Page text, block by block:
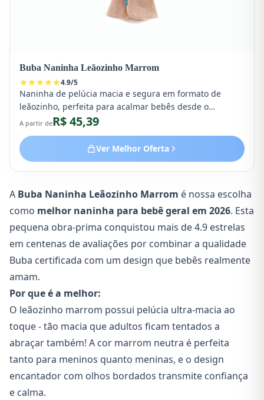
Buba Naninha Leãozinho Marrom
4.9/5
Naninha de pelúcia macia e segura em formato de
leãozinho, perfeita para acalmar bebês desde o
nascimento. Material hipoalergênico com costuras
A partir deR$ 45,39
Ver Melhor Oferta
A Buba Naninha Leãozinho Marrom é nossa escolha
como melhor naninha para bebê geral em 2026. Esta
pequena obra-prima conquistou mais de 4.9 estrelas
em centenas de avaliações por combinar a qualidade
Buba certificada com um design que bebês realmente
amam.
Por que é a melhor:
O leãozinho marrom possui pelúcia ultra-macia ao
toque - tão macia que adultos ficam tentados a
abraçar também! A cor marrom neutra é perfeita
tanto para meninos quanto meninas, e o design
encantador com olhos bordados transmite confiança
e calma.